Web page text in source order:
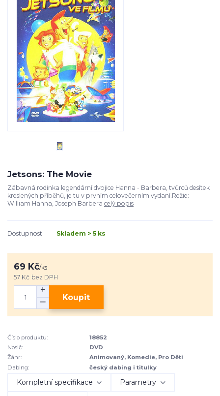
Jetsons: The Movie
Zábavná rodinka legendární dvojice Hanna - Barbera, tvůrců desítek
kreslených příběhů, je tu v prvním celovečerním vydaní.Režie:
William Hanna, Joseph Barbera celý popis
Dostupnost Skladem > 5 ks
69 Kč/ks
57 Kč bez DPH
Koupit
Číslo produktu:
18852
Nosič:
DVD
Žánr:
Animovaný, Komedie, Pro Děti
Dabing:
český dabing i titulky
Kompletní specifikace Parametry